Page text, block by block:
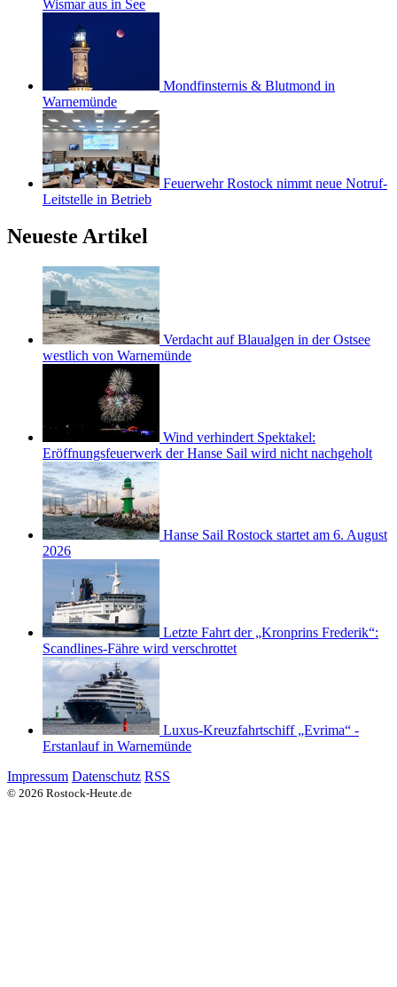
Wismar aus in See
Mondfinsternis & Blutmond in
Warnemünde
Feuerwehr Rostock nimmt neue Notruf-
Leitstelle in Betrieb
Neueste Artikel
Verdacht auf Blaualgen in der Ostsee
westlich von Warnemünde
Wind verhindert Spektakel:
Eröffnungsfeuerwerk der Hanse Sail wird nicht nachgeholt
Hanse Sail Rostock startet am 6. August
2026
Letzte Fahrt der „Kronprins Frederik“:
Scandlines-Fähre wird verschrottet
Luxus-Kreuzfahrtschiff „Evrima“ -
Erstanlauf in Warnemünde
Impressum Datenschutz RSS
© 2026 Rostock-Heute.de